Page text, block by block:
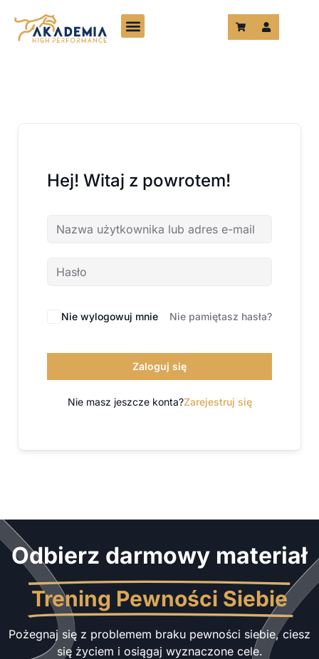
treści
Hej! Witaj z powrotem!
Nie wylogowuj mnie Nie pamiętasz hasła?
Zaloguj się
Nie masz jeszcze konta?Zarejestruj się
Odbierz darmowy materiał
Trening Pewności Siebie
Pożegnaj się z problemem braku pewności siebie, ciesz
się życiem i osiągaj wyznaczone cele.